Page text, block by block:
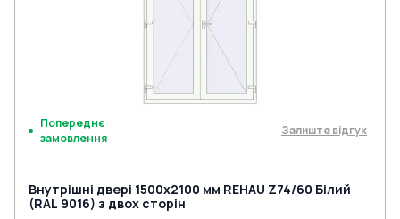
Попереднє
замовлення
Залиште відгук
Внутрішні двері 1500x2100 мм REHAU Z74/60 Білий
(RAL 9016) з двох сторін